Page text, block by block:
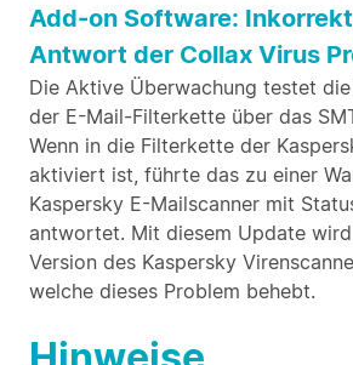
Add-on Software:
Antwort der Collax Virus
Die Aktive Überwachung testet
der E-Mail-Filterkette über das
Wenn in die Filterkette der
aktiviert ist, führte das zu einer
Kaspersky E-Mailscanner mit
antwortet. Mit diesem Update
Version des Kaspersky
welche dieses Problem behebt.